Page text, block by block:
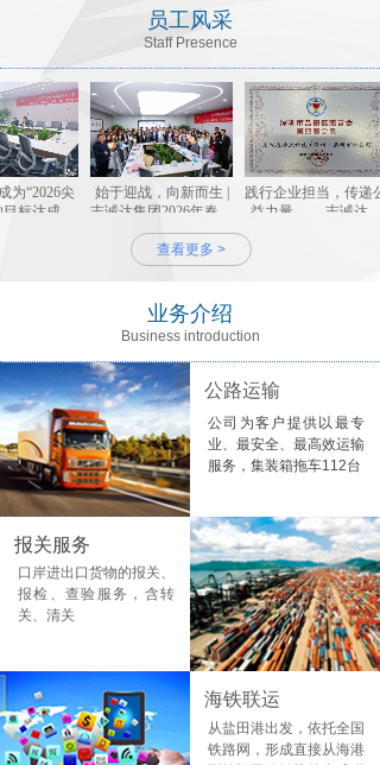
员工风采
Staff Presence
“2026尖
标达成与
始于迎战，向新而生 |
志诚达集团2026年春运
总结表彰大会隆重召开
践行企业担当，传递公
益力量 ——志诚达物
流科技集团加入盐田区
查看更多 >
业务介绍
Business introduction
公路运输
公司为客户提供以最专
业、最安全、最高效运输
服务，集装箱拖车112台
报关服务
口岸进出口货物的报关、
报检、查验服务，含转
关、清关
海铁联运
从盐田港出发，依托全国
铁路网，形成直接从海港